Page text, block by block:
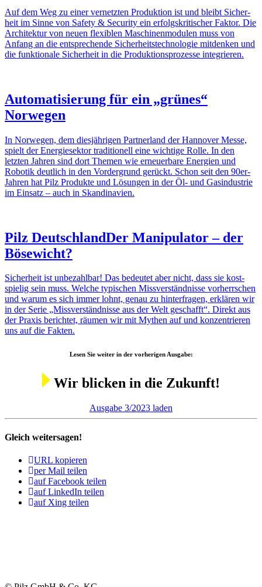
Auf dem Weg zu einer vernetzten Produk­tion ist und bleibt Sicher­
heit im Sinne von Safety & Security ein erfolgs­kri­ti­scher Faktor. Die
Archi­tektur von neuen flexi­blen Maschi­nen­mo­dulen muss von
Anfang an die entspre­chende Sicher­heits­tech­no­logie mitdenken und
die funk­tio­nale Sicher­heit in die Produk­ti­ons­pro­zesse inte­grieren.
Auto­ma­ti­sie­rung für ein „grünes“
Norwegen
In Norwegen, dem dies­jäh­rigen Part­ner­land der Hannover Messe,
spielt der Ener­gie­sektor tradi­tio­nell eine wich­tige Rolle. In den
letzten Jahren sind dort Themen wie erneu­er­bare Ener­gien und
Robotik deut­lich in den Vorder­grund gerückt. Schon seit den 90er-
Jahren hat Pilz Produkte und Lösungen in der Öl- und Gasin­dus­trie
im Einsatz – auch in Skan­di­na­vien.
Pilz Deutsch­landDer Mani­pu­lator – der
Böse­wicht?
Sicher­heit ist unbe­zahlbar! Das bedeutet aber nicht, dass sie kost­
spielig sein muss. Welche typi­schen Miss­ver­ständ­nisse vorherr­schen
und warum es sich immer lohnt, genau zu hinter­fragen, erklären wir
in der Serie „Miss­ver­ständ­nisse aus der Welt geschafft“. Direkt aus
der Praxis berichtet, räumen wir mit Mythen auf und konzen­trieren
uns auf die Fakten.
Lesen Sie weiter in der vorhe­rigen Ausgabe:
Wir blicken in die Zukunft!
Ausgabe 3/2023 laden
Gleich weitersagen!
URL kopieren
per Mail teilen
auf Facebook teilen
auf LinkedIn teilen
auf Xing teilen